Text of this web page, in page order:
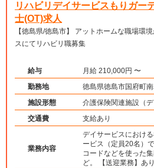
リハビリデイサービスもりガー
士(OT)求人
【徳島県/徳島市】 アットホームな職場環境が魅力！徳島市のデイサービ
スにてリハビリ職募集
給与
月給 210,000円 〜
勤務地
徳島県徳島市国府町
施設形態
介護保険関連施設（デ
交通費
支給あり
業務内容
デイサービスにおけ
ービス（定員20名）
コードなどを使った
ど。 【送迎業務】あり